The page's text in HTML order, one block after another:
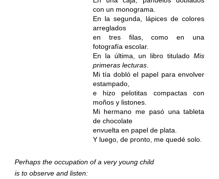
con un monograma.
En la segunda, lápices de colores
arreglados
en tres filas, como en una
fotografía escolar.
En la última, un libro tituladoMis
primeras lecturas.
Mi tía dobló el papel para envolver
estampado,
e hizo pelotitas compactas con
moños y listones.
Mi hermano me pasó una tableta
de chocolate
envuelta en papel de plata.
Y luego, de pronto, me quedé solo.
Perhaps the occupation of a very young child
is to observe and listen: